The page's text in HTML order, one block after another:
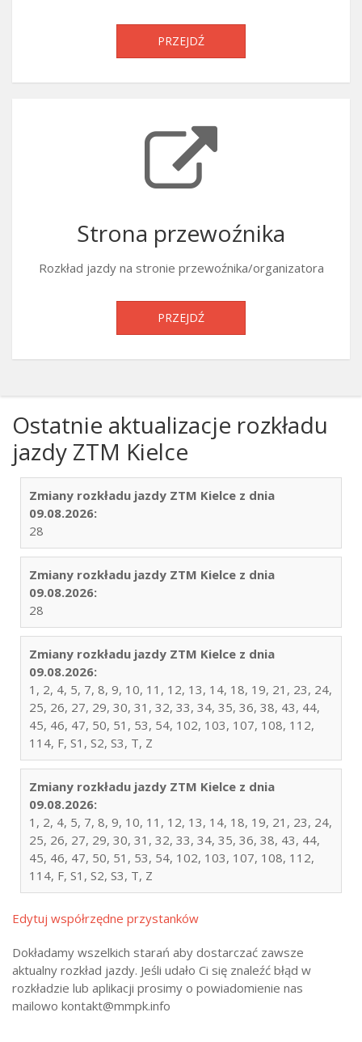
PRZEJDŹ
Strona przewoźnika
Rozkład jazdy na stronie przewoźnika/organizatora
PRZEJDŹ
Ostatnie aktualizacje rozkładu
jazdy ZTM Kielce
Zmiany rozkładu jazdy ZTM Kielce z dnia
09.08.2026:
28
Zmiany rozkładu jazdy ZTM Kielce z dnia
09.08.2026:
28
Zmiany rozkładu jazdy ZTM Kielce z dnia
09.08.2026:
1, 2, 4, 5, 7, 8, 9, 10, 11, 12, 13, 14, 18, 19, 21, 23, 24,
25, 26, 27, 29, 30, 31, 32, 33, 34, 35, 36, 38, 43, 44,
45, 46, 47, 50, 51, 53, 54, 102, 103, 107, 108, 112,
114, F, S1, S2, S3, T, Z
Zmiany rozkładu jazdy ZTM Kielce z dnia
09.08.2026:
1, 2, 4, 5, 7, 8, 9, 10, 11, 12, 13, 14, 18, 19, 21, 23, 24,
25, 26, 27, 29, 30, 31, 32, 33, 34, 35, 36, 38, 43, 44,
45, 46, 47, 50, 51, 53, 54, 102, 103, 107, 108, 112,
114, F, S1, S2, S3, T, Z
Edytuj współrzędne przystanków
Dokładamy wszelkich starań aby dostarczać zawsze
aktualny rozkład jazdy. Jeśli udało Ci się znaleźć błąd w
rozkładzie lub aplikacji prosimy o powiadomienie nas
mailowo kontakt@mmpk.info